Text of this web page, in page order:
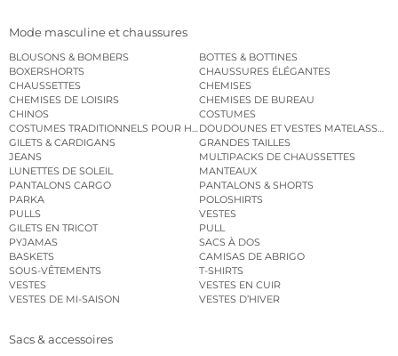
Mode masculine et chaussures
BLOUSONS & BOMBERS
BOTTES & BOTTINES
BOXERSHORTS
CHAUSSURES ÉLÉGANTES
CHAUSSETTES
CHEMISES
CHEMISES DE LOISIRS
CHEMISES DE BUREAU
CHINOS
COSTUMES
COSTUMES TRADITIONNELS POUR HOMMEDOUDOUNES ET VESTES MATELASSÉES
GILETS & CARDIGANS
GRANDES TAILLES
JEANS
MULTIPACKS DE CHAUSSETTES
LUNETTES DE SOLEIL
MANTEAUX
PANTALONS CARGO
PANTALONS & SHORTS
PARKA
POLOSHIRTS
PULLS
VESTES
GILETS EN TRICOT
PULL
PYJAMAS
SACS À DOS
BASKETS
CAMISAS DE ABRIGO
SOUS-VÊTEMENTS
T-SHIRTS
VESTES
VESTES EN CUIR
VESTES DE MI-SAISON
VESTES D’HIVER
Sacs & accessoires